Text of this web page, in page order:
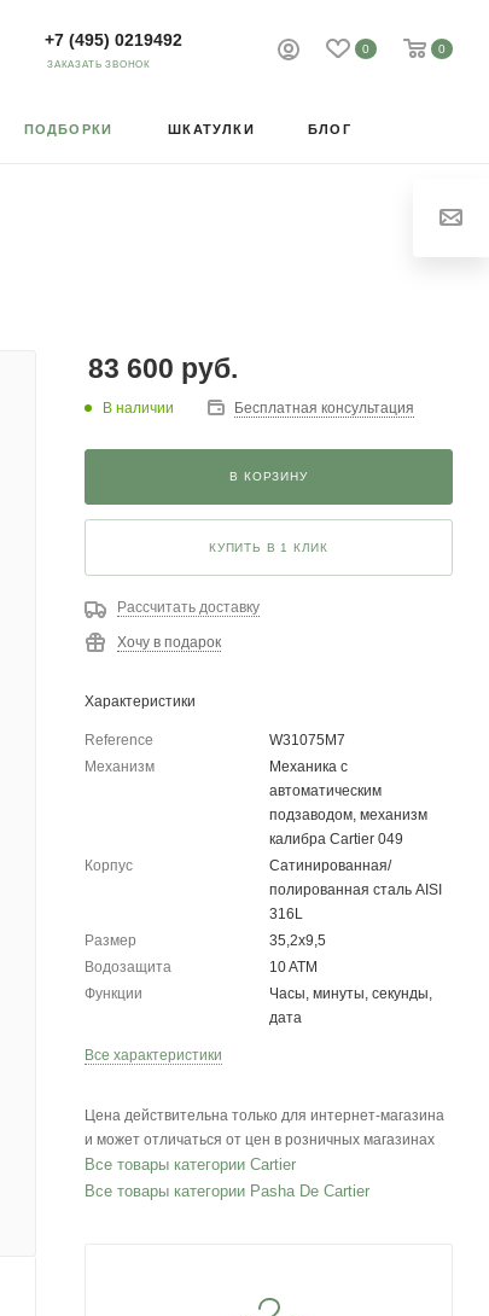
0 0
+7 (495) 0219492
ЗАКАЗАТЬ ЗВОНОК
ПОДБОРКИ ШКАТУЛКИ БЛОГ
83 600 руб.
В наличии Бесплатная консультация
В КОРЗИНУ
КУПИТЬ В 1 КЛИК
Рассчитать доставку
Хочу в подарок
Характеристики
Reference
W31075M7
Механизм
Механика с
автоматическим
подзаводом, механизм
калибра Cartier 049
Корпус
Сатинированная/
полированная сталь AISI
316L
Размер
35,2х9,5
Водозащита
10 ATM
Функции
Часы, минуты, секунды,
дата
Все характеристики
Цена действительна только для интернет-магазина
и может отличаться от цен в розничных магазинах
Все товары категории Cartier
Все товары категории Pasha De Cartier